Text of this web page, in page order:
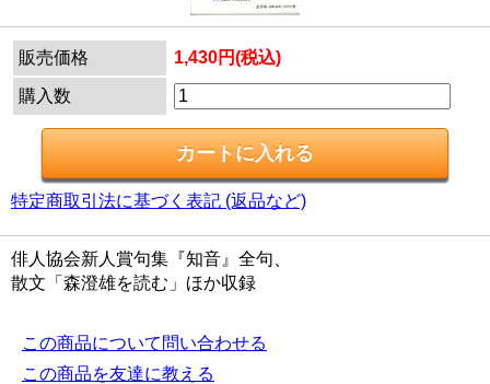
販売価格 1,430円(税込)
購入数
特定商取引法に基づく表記 (返品など)
俳人協会新人賞句集『知音』全句、
散文「森澄雄を読む」ほか収録
この商品について問い合わせる
この商品を友達に教える